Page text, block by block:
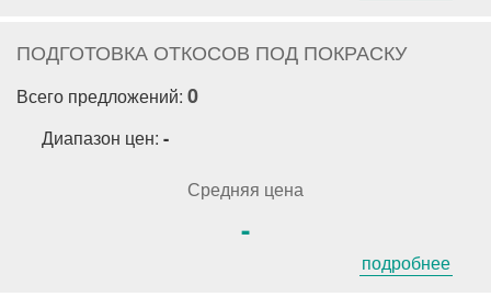
ПОДГОТОВКА ОТКОСОВ ПОД ПОКРАСКУ
Всего предложений: 0
Диапазон цен: -
Средняя цена
-
подробнее